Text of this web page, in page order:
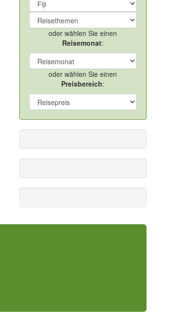
oder wählen Sie einen
Reisemonat:
oder wählen Sie einen
Preisbereich: